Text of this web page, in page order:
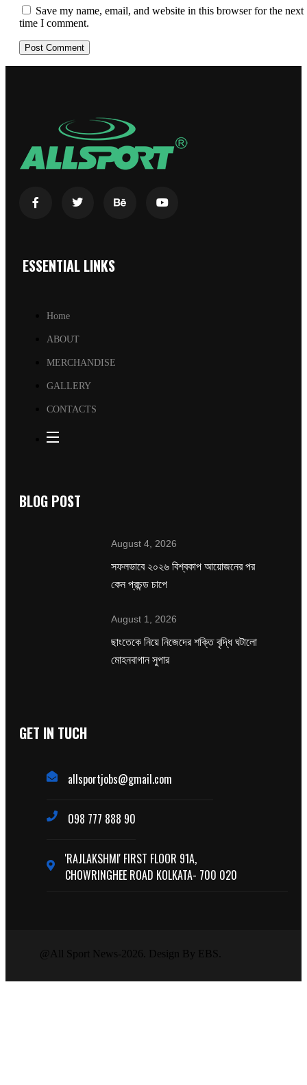
Save my name, email, and website in this browser for the next
time I comment.
ESSENTIAL LINKS
Home
ABOUT
MERCHANDISE
GALLERY
CONTACTS
BLOG POST
August 4, 2026
সফলভাবে ২০২৬ বিশ্বকাপ আয়োজনের পর
কেন প্রচন্ড চাপে
August 1, 2026
ছাংতেকে নিয়ে নিজেদের শক্তি বৃদ্ধি ঘটালো
মোহনবাগান সুপার
GET IN TUCH
allsportjobs@gmail.com
098 777 888 90
'RAJLAKSHMI' FIRST FLOOR 91A,
CHOWRINGHEE ROAD KOLKATA- 700 020
@All Sport News-2026. Design By EBS.